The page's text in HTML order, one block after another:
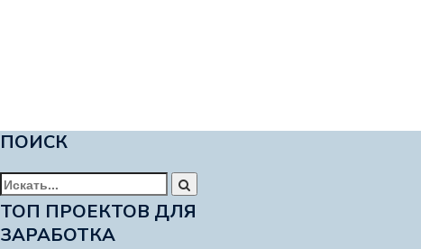
ПОИСК
Найти:
ТОП ПРОЕКТОВ ДЛЯ
ЗАРАБОТКА